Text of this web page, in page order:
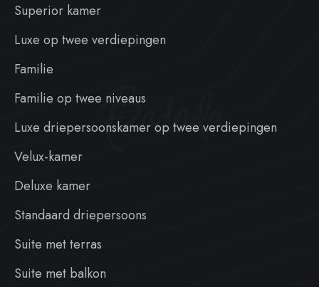
Superior kamer
Luxe op twee verdiepingen
Familie
Familie op twee niveaus
Luxe driepersoonskamer op twee verdiepingen
Velux-kamer
Deluxe kamer
Standaard driepersoons
Suite met terras
Suite met balkon
Badiula